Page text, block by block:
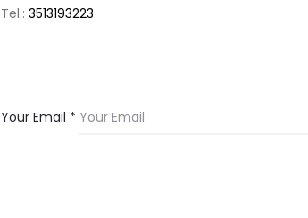
Tel.: 3513193223
Your Email *